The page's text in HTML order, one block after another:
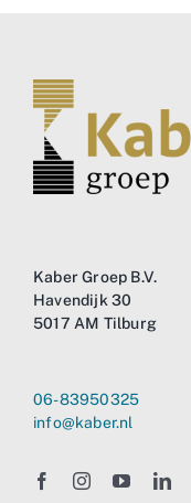
Kaber Groep B.V.
Havendijk 30
5017 AM Tilburg
06-83950325
info@kaber.nl